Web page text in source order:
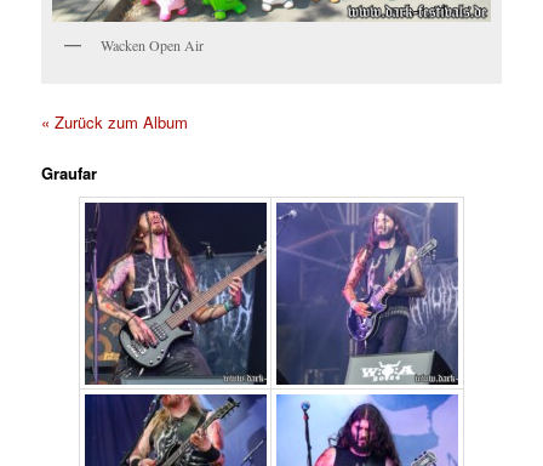
Wacken Open Air
« Zurück zum Album
Graufar